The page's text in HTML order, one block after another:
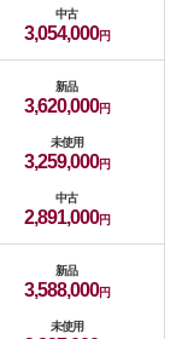
中古
3,054,000
新品
3,620,000
未使用
3,259,000
中古
2,891,000
新品
3,588,000
未使用